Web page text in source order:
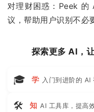
对理财困惑：Peek 的
议，帮助用户识别不必
探索更多 AI，
🎓 学 入门到进阶的 AI
🛠 知 AI 工具库，提高